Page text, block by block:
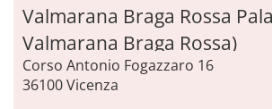
Valmarana Braga Rossa
Valmarana Braga Rossa)
Corso Antonio Fogazzaro 16
36100 Vicenza